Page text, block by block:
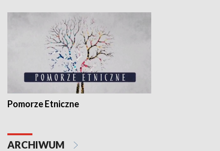
Pomorze Etniczne
ARCHIWUM